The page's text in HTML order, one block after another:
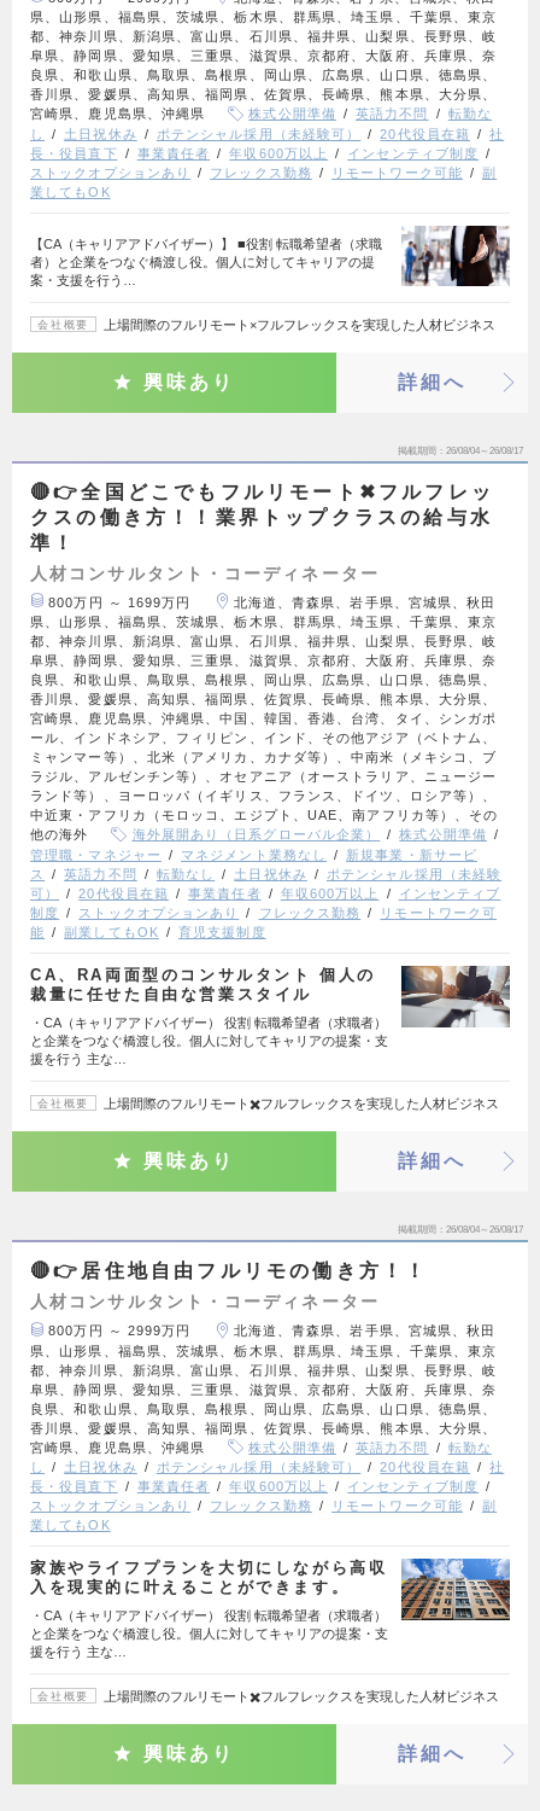
県、山形県、福島県、茨城県、栃木県、群馬県、埼玉県、千葉県、東京
都、神奈川県、新潟県、富山県、石川県、福井県、山梨県、長野県、岐
阜県、静岡県、愛知県、三重県、滋賀県、京都府、大阪府、兵庫県、奈
良県、和歌山県、鳥取県、島根県、岡山県、広島県、山口県、徳島県、
香川県、愛媛県、高知県、福岡県、佐賀県、長崎県、熊本県、大分県、
宮崎県、鹿児島県、沖縄県
株式公開準備 英語力不問
転勤な
し
土日祝休み ポテンシャル採用（未経験可） 20代役員在籍
社
長・役員直下
事業責任者 年収600万以上
インセンティブ制度
ストックオプションあり
フレックス勤務 リモートワーク可能
副
業してもOK
【CA（キャリアアドバイザー）】 ■役割 転職希望者（求職
者）と企業をつなぐ橋渡し役。個人に対してキャリアの提
案・支援を行う…
会社概要 上場間際のフルリモート×フルフレックスを実現した人材ビジネス
興味あり 詳細へ
掲載期間 26/08/04～26/08/17
🔴👉全国どこでもフルリモート✖︎フルフレッ
クスの働き方！！業界トップクラスの給与水
準！
人材コンサルタント・コーディネーター
800万円 ～ 1699万円
北海道、青森県、岩手県、宮城県、秋田
県、山形県、福島県、茨城県、栃木県、群馬県、埼玉県、千葉県、東京
都、神奈川県、新潟県、富山県、石川県、福井県、山梨県、長野県、岐
阜県、静岡県、愛知県、三重県、滋賀県、京都府、大阪府、兵庫県、奈
良県、和歌山県、鳥取県、島根県、岡山県、広島県、山口県、徳島県、
香川県、愛媛県、高知県、福岡県、佐賀県、長崎県、熊本県、大分県、
宮崎県、鹿児島県、沖縄県、中国、韓国、香港、台湾、タイ、シンガポ
ール、インドネシア、フィリピン、インド、その他アジア（ベトナム、
ミャンマー等）、北米（アメリカ、カナダ等）、中南米（メキシコ、ブ
ラジル、アルゼンチン等）、オセアニア（オーストラリア、ニュージー
ランド等）、ヨーロッパ（イギリス、フランス、ドイツ、ロシア等）、
中近東・アフリカ（モロッコ、エジプト、UAE、南アフリカ等）、その
他の海外
海外展開あり（日系グローバル企業）
株式公開準備
管理職・マネジャー
マネジメント業務なし
新規事業・新サービ
ス
英語力不問 転勤なし 土日祝休み
ポテンシャル採用（未経験
可）
20代役員在籍 事業責任者 年収600万以上
インセンティブ
制度
ストックオプションあり フレックス勤務
リモートワーク可
能
副業してもOK 育児支援制度
CA、RA両面型のコンサルタント 個人の
裁量に任せた自由な営業スタイル
・CA（キャリアアドバイザー） 役割 転職希望者（求職者）
と企業をつなぐ橋渡し役。個人に対してキャリアの提案・支
援を行う 主な…
会社概要 上場間際のフルリモート✖️フルフレックスを実現した人材ビジネス
興味あり 詳細へ
掲載期間 26/08/04～26/08/17
🔴👉居住地自由フルリモの働き方！！
人材コンサルタント・コーディネーター
800万円 ～ 2999万円
北海道、青森県、岩手県、宮城県、秋田
県、山形県、福島県、茨城県、栃木県、群馬県、埼玉県、千葉県、東京
都、神奈川県、新潟県、富山県、石川県、福井県、山梨県、長野県、岐
阜県、静岡県、愛知県、三重県、滋賀県、京都府、大阪府、兵庫県、奈
良県、和歌山県、鳥取県、島根県、岡山県、広島県、山口県、徳島県、
香川県、愛媛県、高知県、福岡県、佐賀県、長崎県、熊本県、大分県、
宮崎県、鹿児島県、沖縄県
株式公開準備 英語力不問
転勤な
し
土日祝休み ポテンシャル採用（未経験可） 20代役員在籍
社
長・役員直下
事業責任者 年収600万以上
インセンティブ制度
ストックオプションあり
フレックス勤務 リモートワーク可能
副
業してもOK
家族やライフプランを大切にしながら高収
入を現実的に叶えることができます。
・CA（キャリアアドバイザー） 役割 転職希望者（求職者）
と企業をつなぐ橋渡し役。個人に対してキャリアの提案・支
援を行う 主な…
会社概要 上場間際のフルリモート✖️フルフレックスを実現した人材ビジネス
興味あり 詳細へ